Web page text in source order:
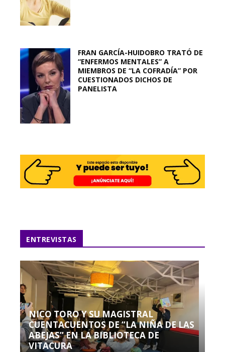
FRAN GARCÍA-HUIDOBRO TRATÓ DE
“ENFERMOS MENTALES” A
MIEMBROS DE “LA COFRADÍA” POR
CUESTIONADOS DICHOS DE
PANELISTA
ENTREVISTAS
NICO TORO Y SU MAGISTRAL
CUENTACUENTOS DE “LA NIÑA DE LAS
ABEJAS” EN LA BIBLIOTECA DE
VITACURA